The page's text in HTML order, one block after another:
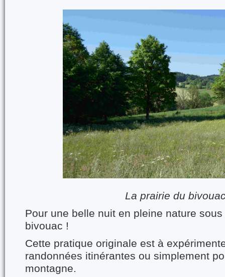
La prairie du
Pour une belle nuit en pleine nature
bivouac !
Cette pratique originale est à
randonnées itinérantes ou simplement
montagne.